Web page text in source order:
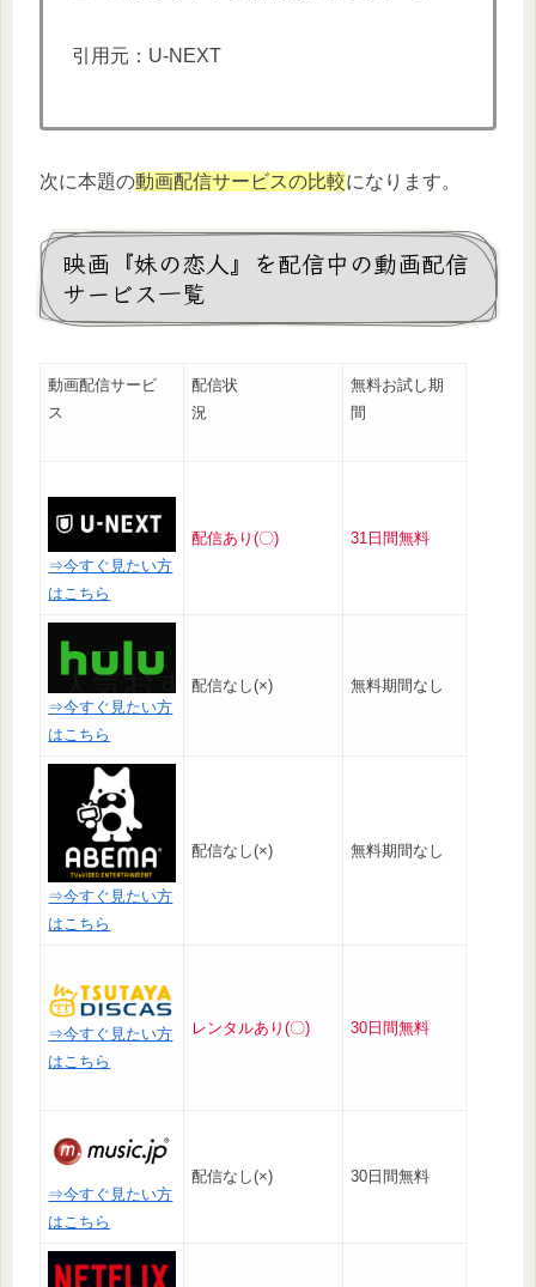
引用元：U-NEXT
次に本題の動画配信サービスの比較になります。
映画『妹の恋人』を配信中の動画配信
サービス一覧
動画配信サービ
ス
配信状
況
無料お試し期
間
⇒今すぐ見たい方
はこちら
配信あり(〇) 31日間無料
⇒今すぐ見たい方
はこちら
配信なし(×) 無料期間なし
⇒今すぐ見たい方
はこちら
配信なし(×) 無料期間なし
⇒今すぐ見たい方
はこちら
レンタルあり(〇) 30日間無料
⇒今すぐ見たい方
はこちら
配信なし(×) 30日間無料